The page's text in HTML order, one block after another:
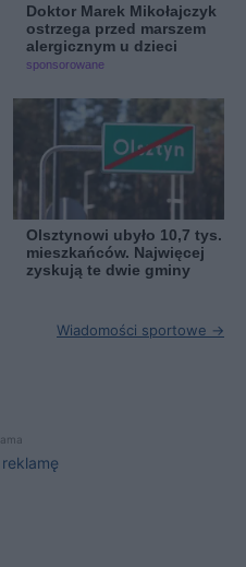
Doktor Marek Mikołajczyk
ostrzega przed marszem
alergicznym u dzieci
sponsorowane
Olsztynowi ubyło 10,7 tys.
mieszkańców. Najwięcej
zyskują te dwie gminy
Wiadomości sportowe →